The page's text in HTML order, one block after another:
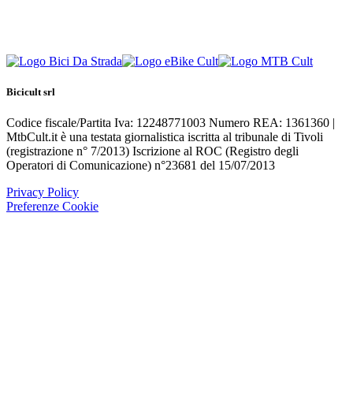
Bicicult srl
Codice fiscale/Partita Iva: 12248771003 Numero REA: 1361360 |
MtbCult.it è una testata giornalistica iscritta al tribunale di Tivoli
(registrazione n° 7/2013) Iscrizione al ROC (Registro degli
Operatori di Comunicazione) n°23681 del 15/07/2013
Privacy Policy
Preferenze Cookie